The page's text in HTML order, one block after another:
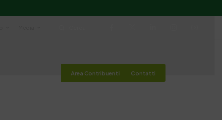
Area Contribuenti Contatti